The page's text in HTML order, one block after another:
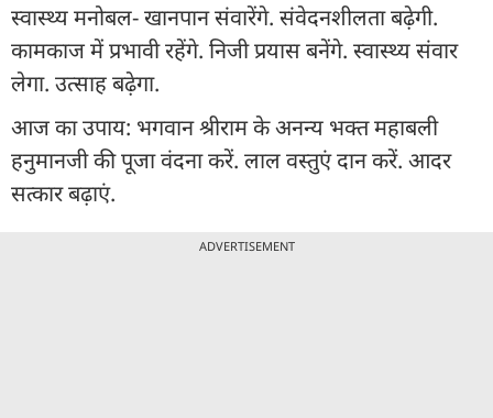
स्वास्थ्य मनोबल- खानपान संवारेंगे. संवेदनशीलता बढ़ेगी.
कामकाज में प्रभावी रहेंगे. निजी प्रयास बनेंगे. स्वास्थ्य संवार
लेगा. उत्साह बढ़ेगा.
आज का उपाय: भगवान श्रीराम के अनन्य भक्त महाबली
हनुमानजी की पूजा वंदना करें. लाल वस्तुएं दान करें. आदर
सत्कार बढ़ाएं.
ADVERTISEMENT